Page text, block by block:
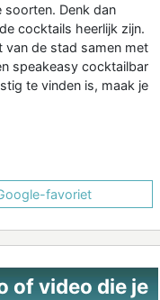
soorten. Denk dan
cocktails heerlijk zijn.
van de stad samen met
speakeasy cocktailbar
te vinden is, maak je
favoriet
of video die je